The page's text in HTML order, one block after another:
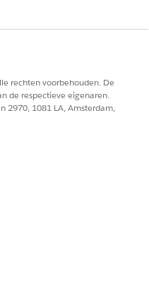
OPGELOST?
doen om te verbeteren!
Nee
rechten voorbehouden. De
de respectieve eigenaren.
2970, 1081 LA, Amsterdam,